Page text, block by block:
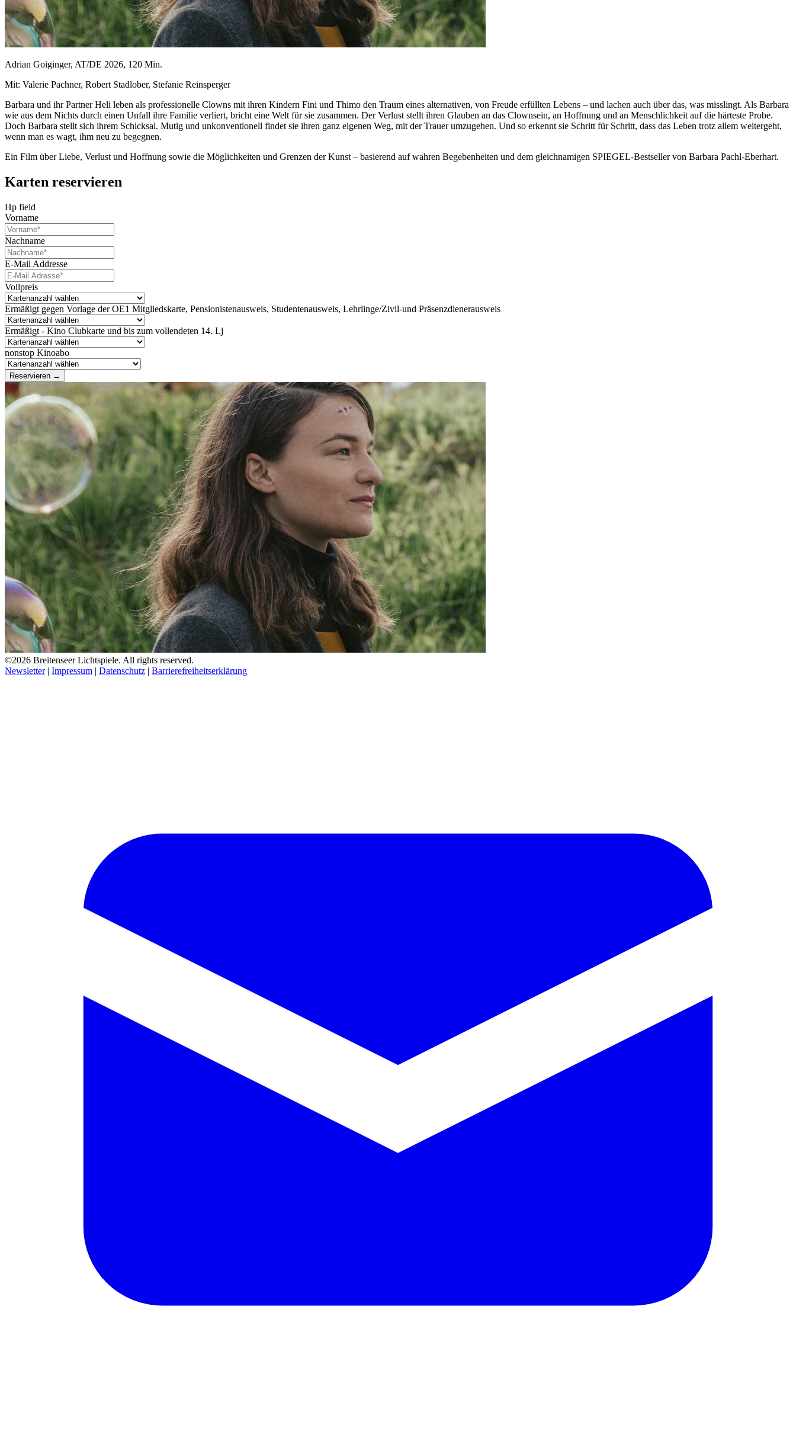
Adrian Goiginger, AT/DE 2026, 120 Min.
Mit: Valerie Pachner, Robert Stadlober, Stefanie Reinsperger
Barbara und ihr Partner Heli leben als professionelle Clowns mit ihren Kindern Fini und Thimo den Traum eines alternativen, von Freude erfüllten Lebens – und lachen auch über das, was misslingt. Als Barbara
wie aus dem Nichts durch einen Unfall ihre Familie verliert, bricht eine Welt für sie zusammen. Der Verlust stellt ihren Glauben an das Clownsein, an Hoffnung und an Menschlichkeit auf die härteste Probe.
Doch Barbara stellt sich ihrem Schicksal. Mutig und unkonventionell findet sie ihren ganz eigenen Weg, mit der Trauer umzugehen. Und so erkennt sie Schritt für Schritt, dass das Leben trotz allem weitergeht,
wenn man es wagt, ihm neu zu begegnen.
Ein Film über Liebe, Verlust und Hoffnung sowie die Möglichkeiten und Grenzen der Kunst – basierend auf wahren Begebenheiten und dem gleichnamigen SPIEGEL-Bestseller von Barbara Pachl-Eberhart.
Karten reservieren
Hp field
Vorname
Nachname
E-Mail Addresse
Vollpreis
Ermäßigt gegen Vorlage der OE1 Mitgliedskarte, Pensionistenausweis, Studentenausweis, Lehrlinge/Zivil-und Präsenzdienerausweis
Ermäßigt - Kino Clubkarte und bis zum vollendeten 14. Lj
nonstop Kinoabo
Reservieren →
©2026 Breitenseer Lichtspiele. All rights reserved.
Newsletter| Impressum | Datenschutz | Barrierefreiheitserklärung